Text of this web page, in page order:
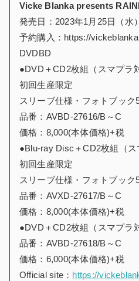
Vicke Blanka presents
発売日：2023年1月25日（水）
予約購入：https://
DVDBD
●DVD＋CD2枚組（スマプラ
初回生産限定
スリーブ仕様・フォトブック
品番：AVBD-27616/B～C
価格：8,000(本体価格)+税
●Blu-ray Disc＋CD2枚組（ス
初回生産限定
スリーブ仕様・フォトブック
品番：AVXD-27617/B～C
価格：8,000(本体価格)+税
●DVD＋CD2枚組（スマプラ
品番：AVBD-27618/B～C
価格：6,000(本体価格)+税
Official site： https://